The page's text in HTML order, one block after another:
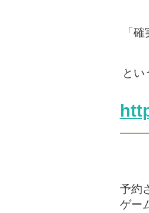
「
とい
予約
ゲー